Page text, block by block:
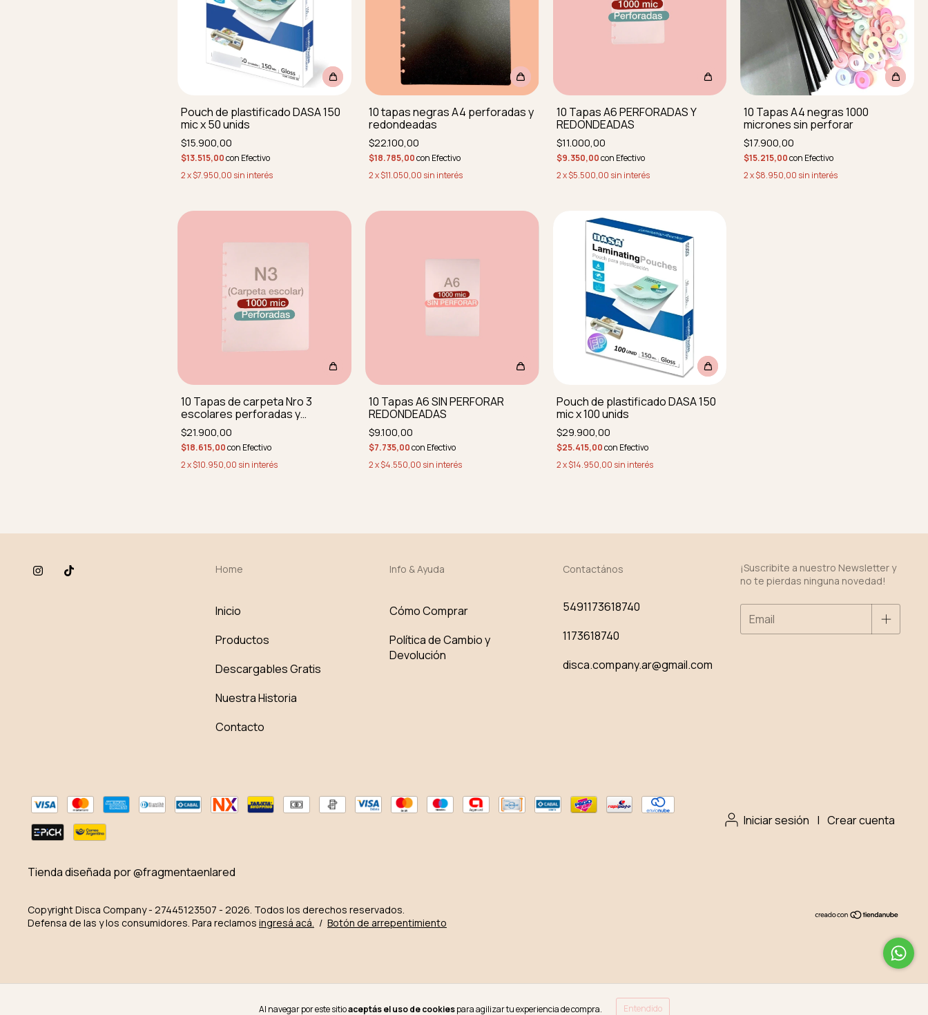
Al navegar por este sitioaceptás el uso de cookiespara agilizar tu experiencia de compra. Entendido
Pouch de plastificado DASA 150
mic x 50 unids
$15.900,00
$13.515,00con Efectivo
2x$7.950,00 sin interés
10 tapas negras A4 perforadas y
redondeadas
$22.100,00
$18.785,00con Efectivo
2x$11.050,00 sin interés
10 Tapas A6 PERFORADAS Y
REDONDEADAS
$11.000,00
$9.350,00con Efectivo
2x$5.500,00 sin interés
10 Tapas A4 negras 1000
micrones sin perforar
$17.900,00
$15.215,00con Efectivo
2x$8.950,00 sin interés
10 Tapas de carpeta Nro 3
escolares perforadas y
redondeadas
$21.900,00
$18.615,00con Efectivo
2x$10.950,00 sin interés
10 Tapas A6 SIN PERFORAR
REDONDEADAS
$9.100,00
$7.735,00con Efectivo
2x$4.550,00 sin interés
Pouch de plastificado DASA 150
mic x 100 unids
$29.900,00
$25.415,00con Efectivo
2x$14.950,00 sin interés
Home
Inicio
Productos
Descargables Gratis
Nuestra Historia
Contacto
Info & Ayuda
Cómo Comprar
Política de Cambio y
Devolución
Contactános
5491173618740
1173618740
disca.company.ar@gmail.com
¡Suscribite a nuestro Newsletter y
no te pierdas ninguna novedad!
Iniciar sesión | Crear cuenta
Tienda diseñada por @fragmentaenlared
Copyright Disca Company - 27445123507 - 2026. Todos los derechos reservados.
Defensa de las y los consumidores. Para reclamos ingresá acá. / Botón de arrepentimiento